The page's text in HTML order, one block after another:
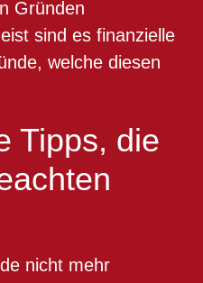
Gründen
sind es finanzielle
welche diesen
Tipps, die
nicht mehr